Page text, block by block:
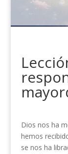
Dios nos ha
hemos
se nos ha